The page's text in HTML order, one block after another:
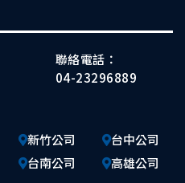
聯絡電話：
04-23296889
新竹公司
台中公司
台南公司 高雄公司